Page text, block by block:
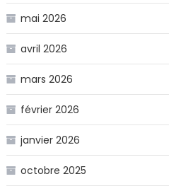
mai 2026
avril 2026
mars 2026
février 2026
janvier 2026
octobre 2025